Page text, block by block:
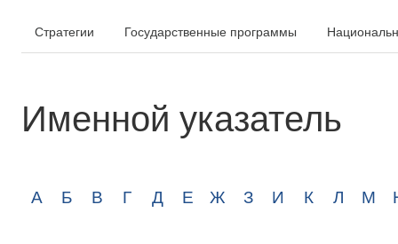
Стратегии Государственные программы
Именной указатель
А Б В Г Д Е Ж З И К Л М